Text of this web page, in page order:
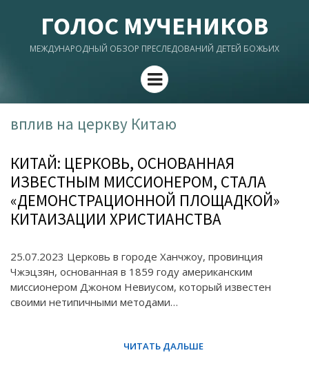
ГОЛОС МУЧЕНИКОВ
МЕЖДУНАРОДНЫЙ ОБЗОР ПРЕСЛЕДОВАНИЙ ДЕТЕЙ БОЖЬИХ
Menu
вплив на церкву Китаю
КИТАЙ: ЦЕРКОВЬ, ОСНОВАННАЯ
ИЗВЕСТНЫМ МИССИОНЕРОМ, СТАЛА
«ДЕМОНСТРАЦИОННОЙ ПЛОЩАДКОЙ»
КИТАИЗАЦИИ ХРИСТИАНСТВА
25.07.2023 Церковь в городе Ханчжоу, провинция
Чжэцзян, основанная в 1859 году американским
миссионером Джоном Невиусом, который известен
своими нетипичными методами…